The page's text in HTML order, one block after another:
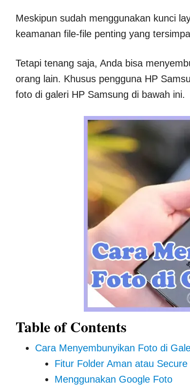
Meskipun sudah menggunakan kunci
keamanan file-file penting yang
Tetapi tenang saja, Anda bisa
orang lain. Khusus pengguna HP
foto di galeri HP Samsung di bawah ini.
Table of Contents
Cara Menyembunyikan Foto di
Fitur Folder Aman atau
Menggunakan Google Foto